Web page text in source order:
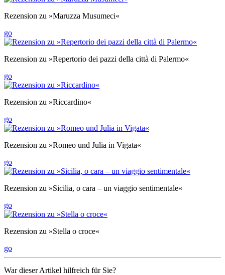
Rezension zu »Maruzza Musumeci«
go
Rezension zu »Repertorio dei pazzi della città di Palermo«
go
Rezension zu »Riccardino«
go
Rezension zu »Romeo und Julia in Vigata«
go
Rezension zu »Sicilia, o cara – un viaggio sentimentale«
go
Rezension zu »Stella o croce«
go
War dieser Artikel hilfreich für Sie?